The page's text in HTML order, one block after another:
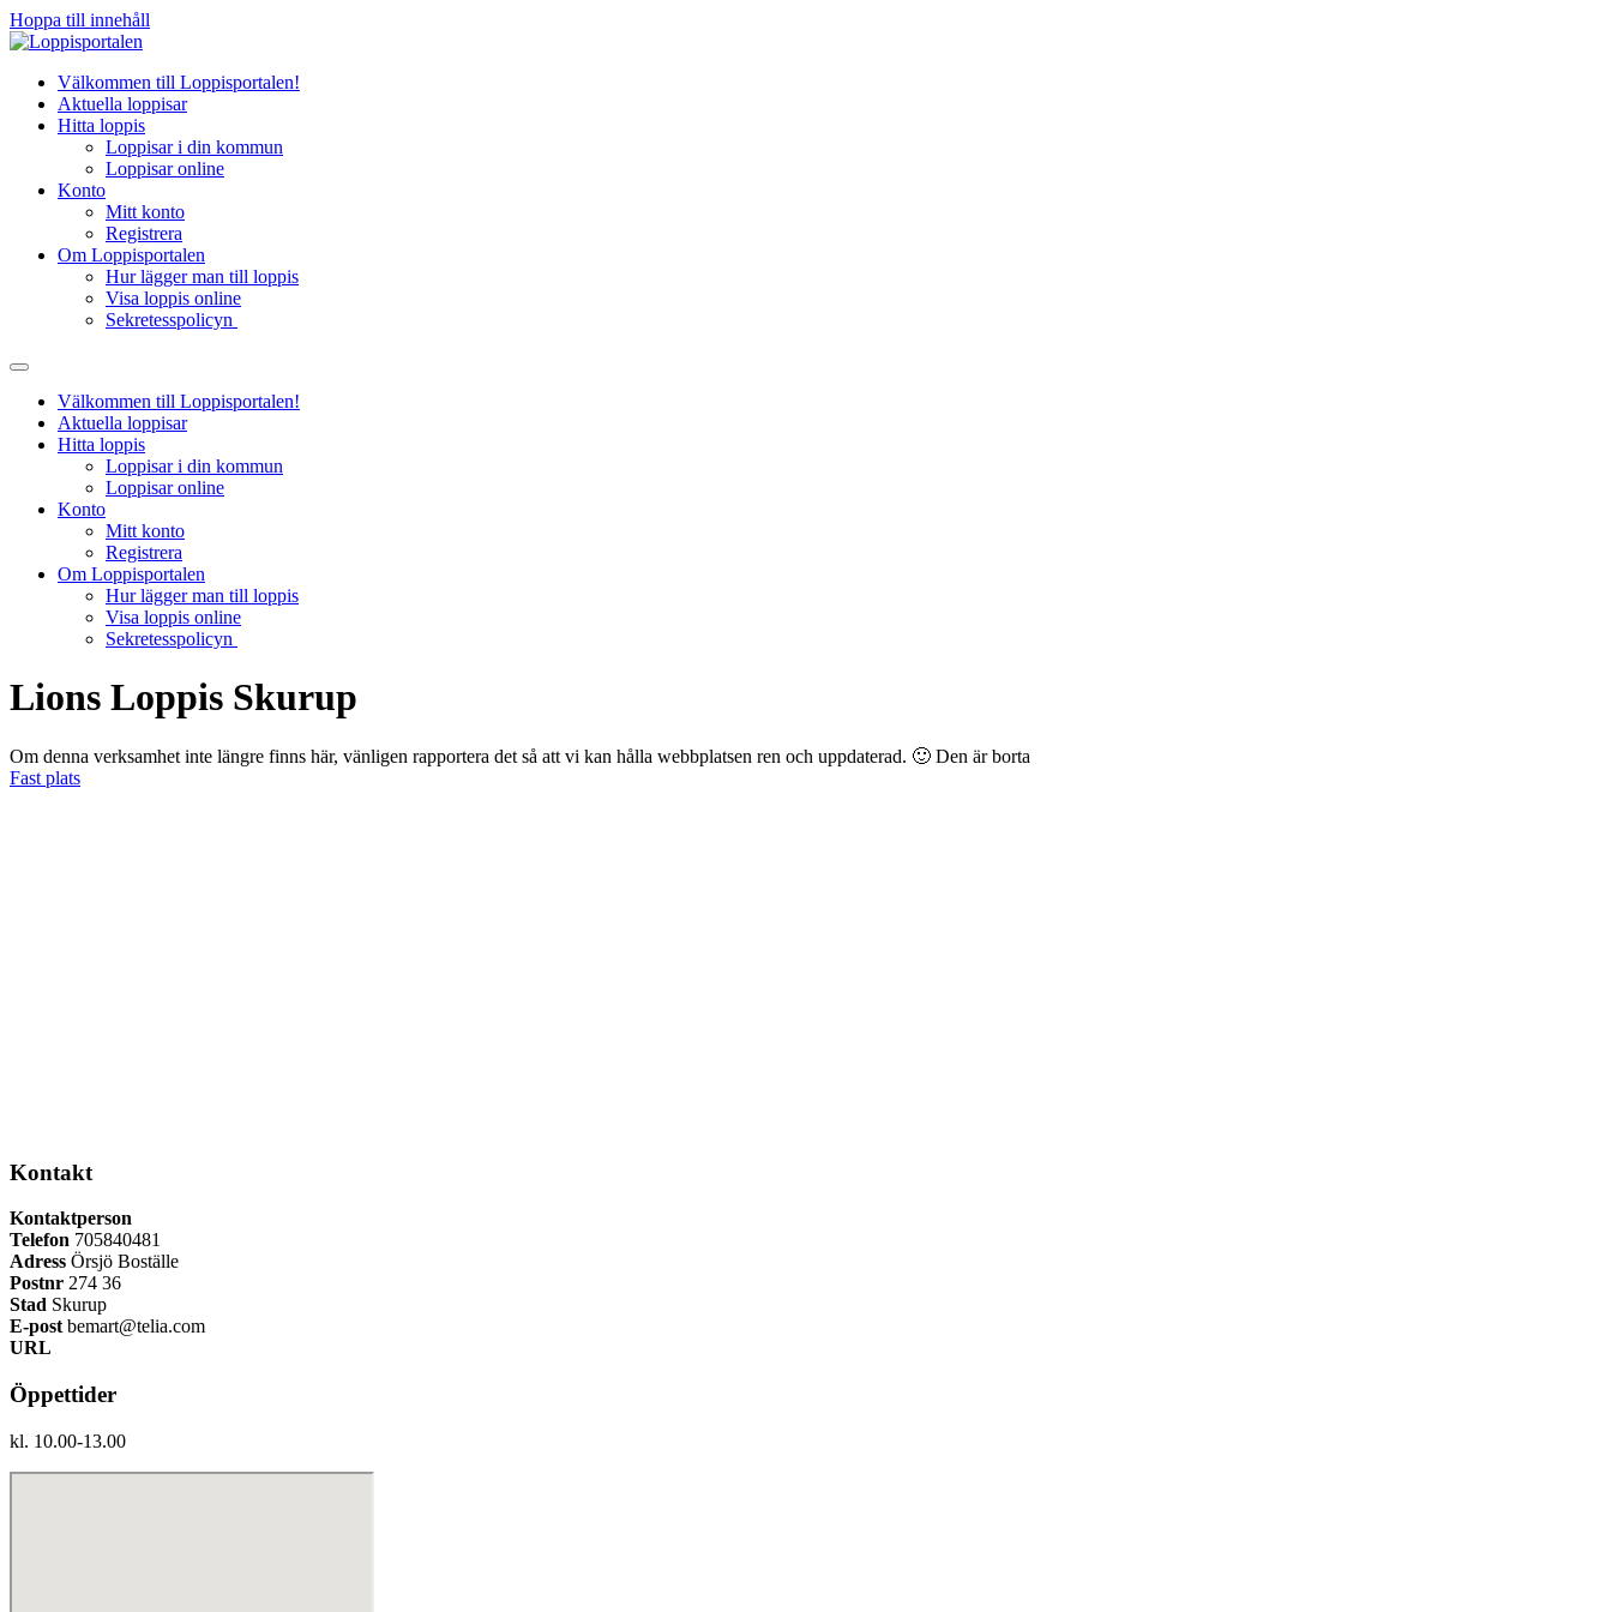
Hoppa till innehåll
Välkommen till Loppisportalen!
Aktuella loppisar
Hitta loppis
Loppisar i din kommun
Loppisar online
Konto
Mitt konto
Registrera
Om Loppisportalen
Hur lägger man till loppis
Visa loppis online
Sekretesspolicyn
Välkommen till Loppisportalen!
Aktuella loppisar
Hitta loppis
Loppisar i din kommun
Loppisar online
Konto
Mitt konto
Registrera
Om Loppisportalen
Hur lägger man till loppis
Visa loppis online
Sekretesspolicyn
Lions Loppis Skurup
Om denna verksamhet inte längre finns här, vänligen rapportera det så att vi kan hålla webbplatsen ren och uppdaterad. 🙂 Den är borta
Fast plats
Kontakt
Kontaktperson
Telefon 705840481
Adress Örsjö Boställe
Postnr 274 36
Stad Skurup
E-post bemart@telia.com
URL
Öppettider
kl. 10.00-13.00